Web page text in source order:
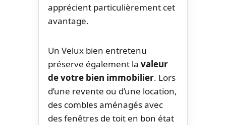
apprécient particulièrement cet
avantage.
Un Velux bien entretenu
préserve également la valeur
de votre bien immobilier. Lors
d’une revente ou d’une location,
des combles aménagés avec
des fenêtres de toit en bon état